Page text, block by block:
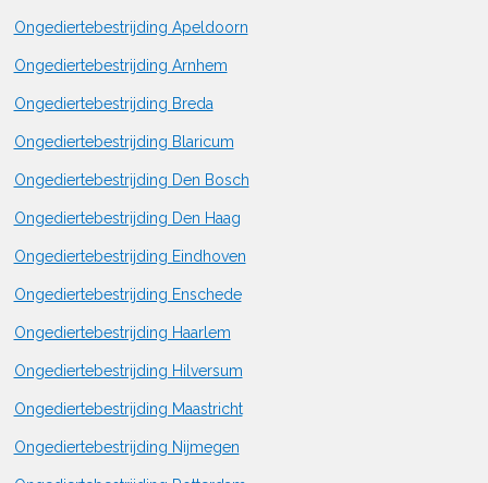
Ongediertebestrijding Apeldoorn
Ongediertebestrijding Arnhem
Ongediertebestrijding Breda
Ongediertebestrijding Blaricum
Ongediertebestrijding Den Bosch
Ongediertebestrijding Den Haag
Ongediertebestrijding Eindhoven
Ongediertebestrijding Enschede
Ongediertebestrijding Haarlem
Ongediertebestrijding Hilversum
Ongediertebestrijding Maastricht
Ongediertebestrijding Nijmegen